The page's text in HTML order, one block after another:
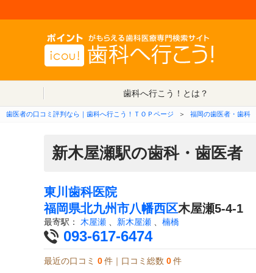
歯科へ行こう！とは？
歯医者の口コミ評判なら｜歯科へ行こう！ＴＯＰページ ＞ 福岡の歯医者・歯科
新木屋瀬駅の歯科・歯医者
東川歯科医院
福岡県北九州市八幡西区木屋瀬5-4-1
最寄駅： 木屋瀬 新木屋瀬 楠橋
093-617-6474
最近の口コミ 0 件｜口コミ総数 0 件